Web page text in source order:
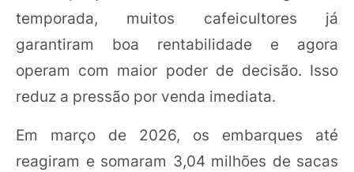
temporada, muitos cafeicultores já
garantiram boa rentabilidade e agora
operam com maior poder de decisão. Isso
reduz a pressão por venda imediata.
Em março de 2026, os embarques até
reagiram e somaram 3,04 milhões de sacas